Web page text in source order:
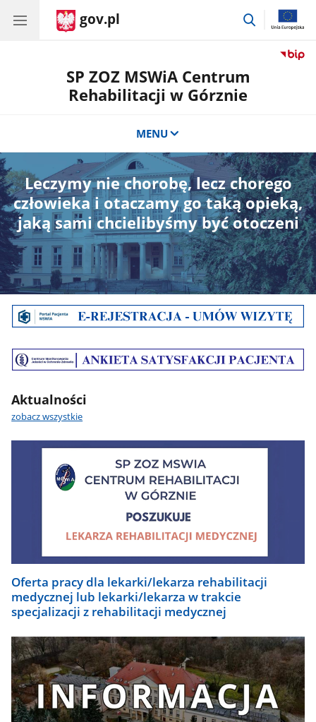
gov.pl
przejdź
SP ZOZ MSWiA Centrum
Rehabilitacji w Górznie
MENU
Leczymy nie chorobę, lecz chorego
człowieka i otaczamy go taką opieką,
jaką sami chcielibyśmy być otoczeni
Baner
e-
Baner
Ankieta
pacjenta
Aktualności
zobacz wszystkie
Oferta pracy dla lekarki/lekarza rehabilitacji
medycznej lub lekarki/lekarza w trakcie
specjalizacji z rehabilitacji medycznej